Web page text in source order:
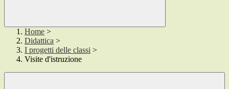
Home >
Didattica >
I progetti delle classi >
Visite d'istruzione